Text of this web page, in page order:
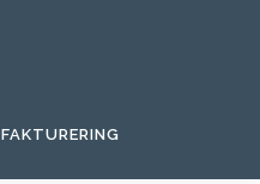
FAKTURERING